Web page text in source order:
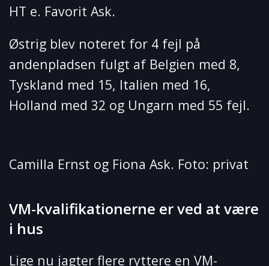
HT e. Favorit Ask.
Østrig blev noteret for 4 fejl på
andenpladsen fulgt af Belgien med 8,
Tyskland med 15, Italien med 16,
Holland med 32 og Ungarn med 55 fejl.
Camilla Ernst og Fiona Ask. Foto: privat
VM-kvalifikationerne er ved at være
i hus
Lige nu jagter flere ryttere en VM-